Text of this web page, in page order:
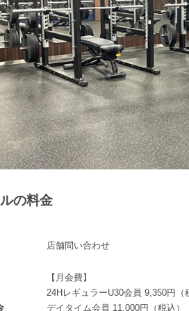
の料金
店舗問い合わせ
【月会費】
24HレギュラーU30会員 9,350円（
デイタイム会員 11,000円（税込）